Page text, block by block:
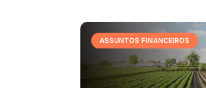
ASSUNTOS FINANCEIROS